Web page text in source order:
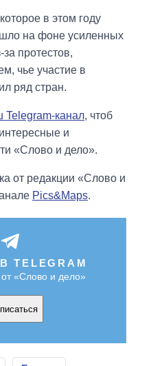
в этом году
на фоне усиленных
протестов,
чье участие в
ряд стран.
Telegram-канал, чтоб
и
«Слово и дело».
от редакции «Слово и
Pics&Maps.
TELEGRAM
«Слово и дело»